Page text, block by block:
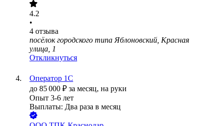
4.2
•
4 отзыва
посёлок городского типа Яблоновский, Красная
улица, 1
Откликнуться
Оператор 1С
до 85 000 ₽ за месяц, на руки
Опыт 3-6 лет
Выплаты: Два раза в месяц